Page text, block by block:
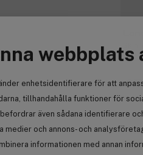
webbplats
enhetsidentifierare för att
tillhandahålla funktioner för
även sådana identifierare
medier och annons- och
informationen med annan
Skin
22C
Få